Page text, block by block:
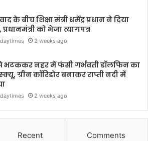
के बीच शिक्षा मंत्री धर्मेंद्र प्रधान ने दिया
को भेजा त्यागपत्र
2 weeks ago
से भटककर नहर में फंसी गर्भवती डॉलफिन का
ग्रीन कॉरिडोर बनाकर राप्ती नदी में
2 weeks ago
Recent Comments